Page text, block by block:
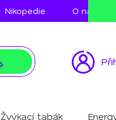
Nikopedie O nás
Žvýkací tabák